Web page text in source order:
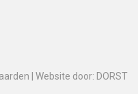
Website door: DORST